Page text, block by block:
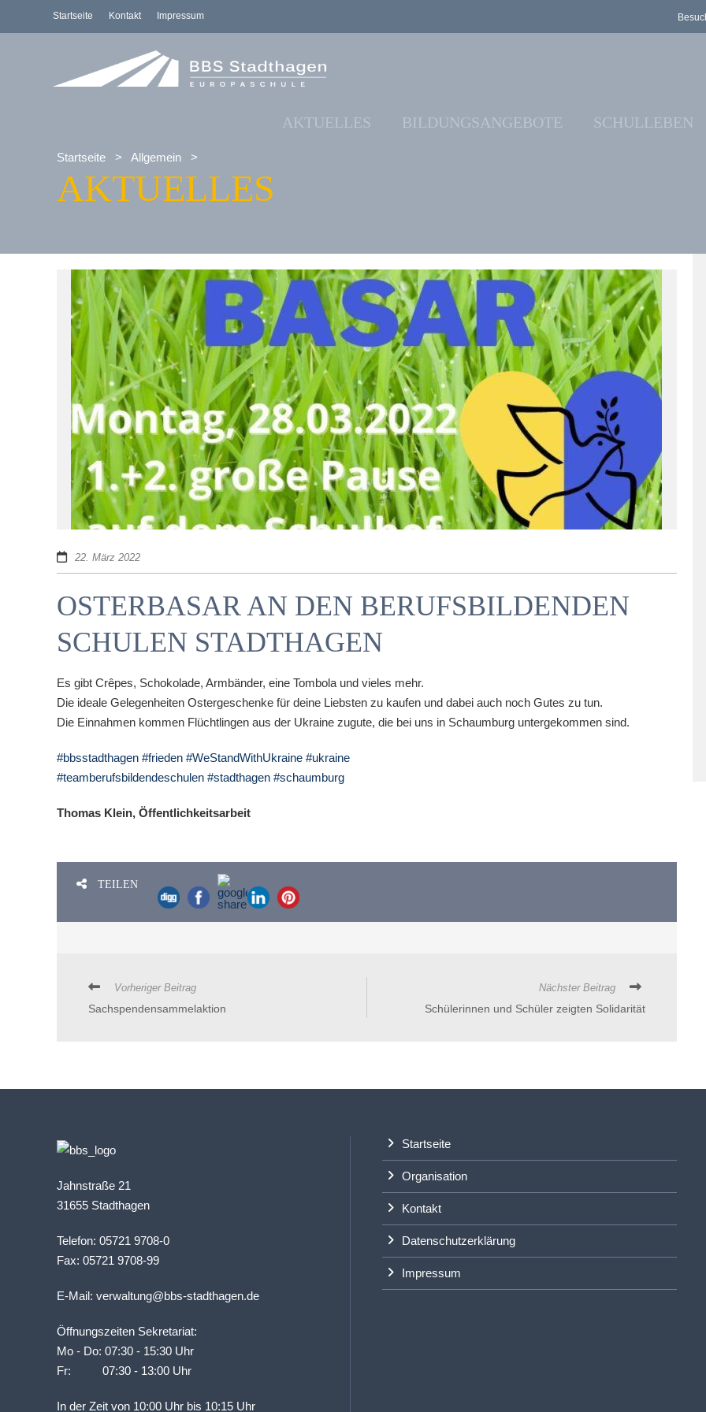
Startseite Kontakt Impressum
AKTUELLES BILDUNGSANGEBOTE SCHULLEBEN
Startseite > Allgemein >
AKTUELLES
22. März 2022
OSTERBASAR AN DEN BERUFSBILDENDEN
SCHULEN STADTHAGEN
Es gibt Crêpes, Schokolade, Armbänder, eine Tombola und vieles mehr.
Die ideale Gelegenheiten Ostergeschenke für deine Liebsten zu kaufen und dabei auch noch Gutes zu tun.
Die Einnahmen kommen Flüchtlingen aus der Ukraine zugute, die bei uns in Schaumburg untergekommen sind.
#bbsstadthagen #frieden #WeStandWithUkraine #ukraine
#teamberufsbildendeschulen #stadthagen #schaumburg
Thomas Klein, Öffentlichkeitsarbeit
TEILEN
Vorheriger Beitrag
Sachspendensammelaktion
Nächster Beitrag
Schülerinnen und Schüler zeigten Solidarität
Jahnstraße 21
31655 Stadthagen
Telefon: 05721 9708-0
Fax: 05721 9708-99
E-Mail: verwaltung@bbs-stadthagen.de
Öffnungszeiten Sekretariat:
Mo - Do: 07:30 - 15:30 Uhr
Fr: 07:30 - 13:00 Uhr
In der Zeit von 10:00 Uhr bis 10:15 Uhr
Startseite
Organisation
Kontakt
Datenschutzerklärung
Impressum